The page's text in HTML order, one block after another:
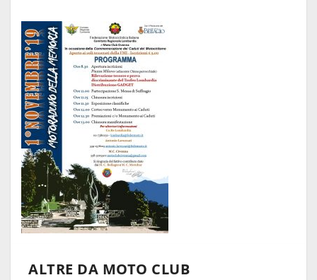
ALTRE DA MOTO CLUB